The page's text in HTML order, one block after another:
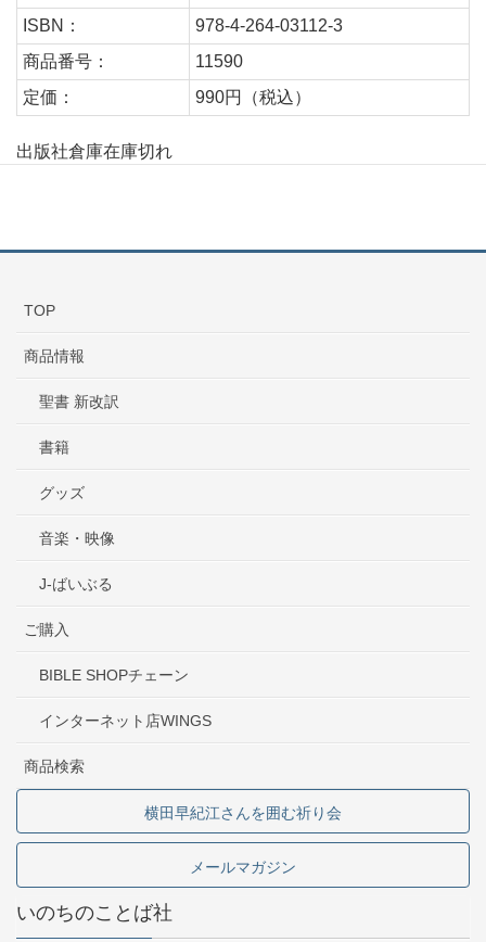
ISBN：
978-4-264-03112-3
商品番号：
11590
定価：
990円（税込）
出版社倉庫在庫切れ
TOP
商品情報
聖書 新改訳
書籍
グッズ
音楽・映像
J-ばいぶる
ご購入
BIBLE SHOPチェーン
インターネット店WINGS
商品検索
横田早紀江さんを囲む祈り会
メールマガジン
いのちのことば社